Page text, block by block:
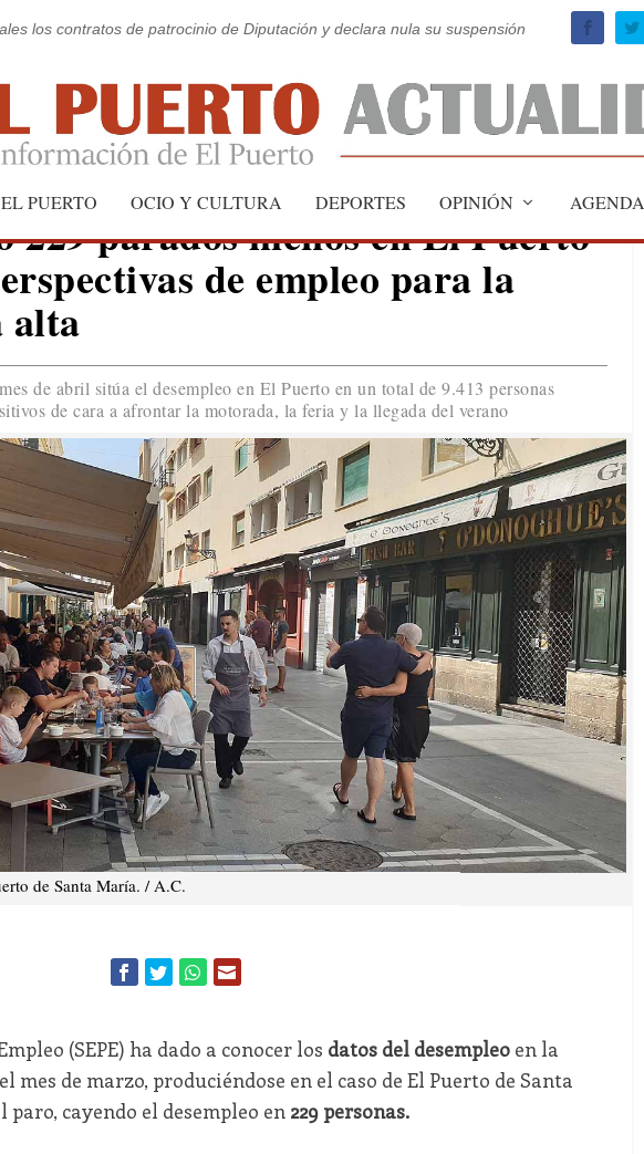
los contratos de patrocinio de Diputación y declara nula su suspensión
EL PUERTO OCIO Y CULTURA DEPORTES OPINIÓN AGENDA
229 parados menos en El Puerto
de empleo para la
alta
de abril sitúa el desempleo en El Puerto en un total de 9.413 personas
de cara a afrontar la motorada, la feria y la llegada del verano
de Santa María. / A.C.
(SEPE) ha dado a conocer los datos del desempleoen la
mes de marzo, produciéndose en el caso de El Puerto de Santa
cayendo el desempleo en 229 personas.